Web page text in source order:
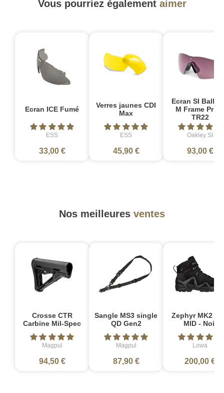
Vous pourriez également aimer
Ecran ICE Fumé
ESS
33,00 €
Verres jaunes CDI
Max
ESS
45,90 €
Ecran SI
M Frame
TR22
Oakley SI
93,00 €
Nos meilleures ventes
Crosse CTR
Carbine Mil-Spec
Magpul
94,50 €
Sangle MS3 single
QD Gen2
Magpul
87,90 €
Zephyr MK2
MID - Noir
Lowa
200,00 €